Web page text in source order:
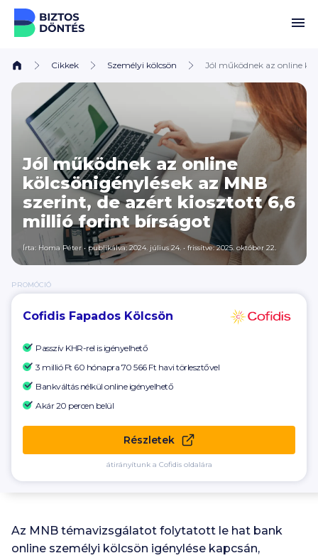
Ugrás a tartalomhoz
Cikkek Személyi kölcsön Jól működnek az online
Jól működnek az online
kölcsönigénylések az MNB
szerint, de azért kiosztott 6,6
millió forint bírságot
Írta: Homa Péter• publikálva: 2024. július 24. • frissítve: 2025. október 22.
PROMÓCIÓ
Cofidis Fapados Kölcsön
Passzív KHR-rel is igényelhető
3 millió Ft 60 hónapra 70 566 Ft havi törlesztővel
Bankváltás nélkül online igényelhető
Akár 20 percen belül
Részletek
átirányítunk a Cofidis oldalára
Az MNB témavizsgálatot folytatott le hat bank
online személyi kölcsön igénylése kapcsán,